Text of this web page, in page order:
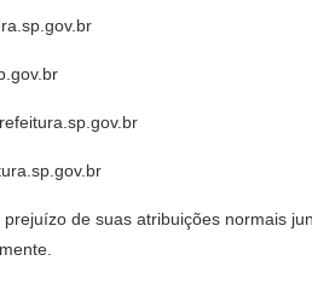
de suas atribuições normais